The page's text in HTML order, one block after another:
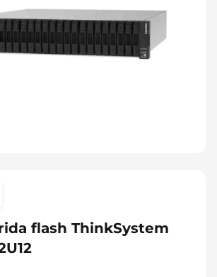
flash ThinkSystem